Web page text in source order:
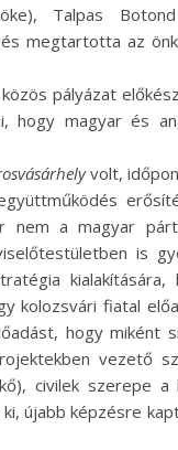
Talpas
megtartotta az
pályázat
hogy magyar és
volt,
nem a magyar
is
kolozsvári fiatal
hogy miként
vezető
civilek szerepe
újabb képzésre